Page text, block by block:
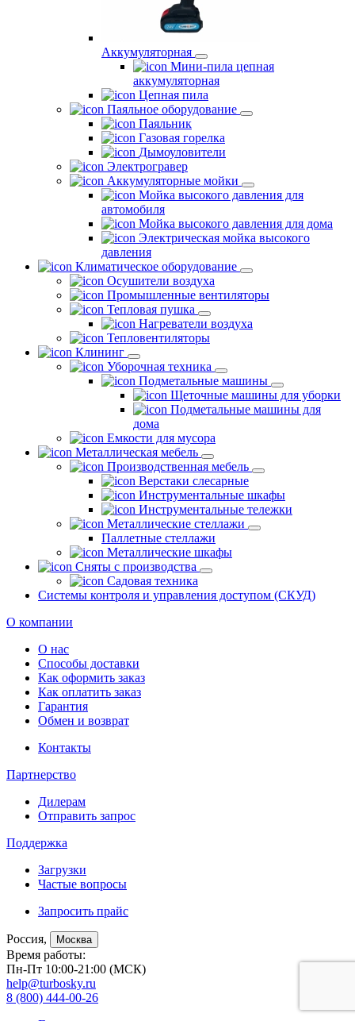
Аккумуляторная
Мини-пила цепная
аккумуляторная
Цепная пила
Паяльное оборудование
Паяльник
Газовая горелка
Дымоуловители
Электрогравер
Аккумуляторные мойки
Мойка высокого давления для
автомобиля
Мойка высокого давления для дома
Электрическая мойка высокого
давления
Климатическое оборудование
Осушители воздуха
Промышленные вентиляторы
Тепловая пушка
Нагреватели воздуха
Тепловентиляторы
Клининг
Уборочная техника
Подметальные машины
Щеточные машины для уборки
Подметальные машины для
дома
Емкости для мусора
Металлическая мебель
Производственная мебель
Верстаки слесарные
Инструментальные шкафы
Инструментальные тележки
Металлические стеллажи
Паллетные стеллажи
Металлические шкафы
Сняты с производства
Садовая техника
Системы контроля и управления доступом (СКУД)
О компании
О нас
Способы доставки
Как оформить заказ
Как оплатить заказ
Гарантия
Обмен и возврат
Контакты
Партнерство
Дилерам
Отправить запрос
Поддержка
Загрузки
Частые вопросы
Запросить прайс
Россия, Москва
Время работы:
Пн-Пт 10:00-21:00 (МСК)
help@turbosky.ru
8 (800) 444-00-26